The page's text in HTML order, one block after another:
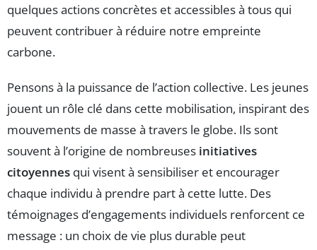
quelques actions concrètes et accessibles à tous qui
peuvent contribuer à réduire notre empreinte
carbone.
Pensons à la puissance de l’action collective. Les jeunes
jouent un rôle clé dans cette mobilisation, inspirant des
mouvements de masse à travers le globe. Ils sont
souvent à l’origine de nombreuses initiatives
citoyennes qui visent à sensibiliser et encourager
chaque individu à prendre part à cette lutte. Des
témoignages d’engagements individuels renforcent ce
message : un choix de vie plus durable peut